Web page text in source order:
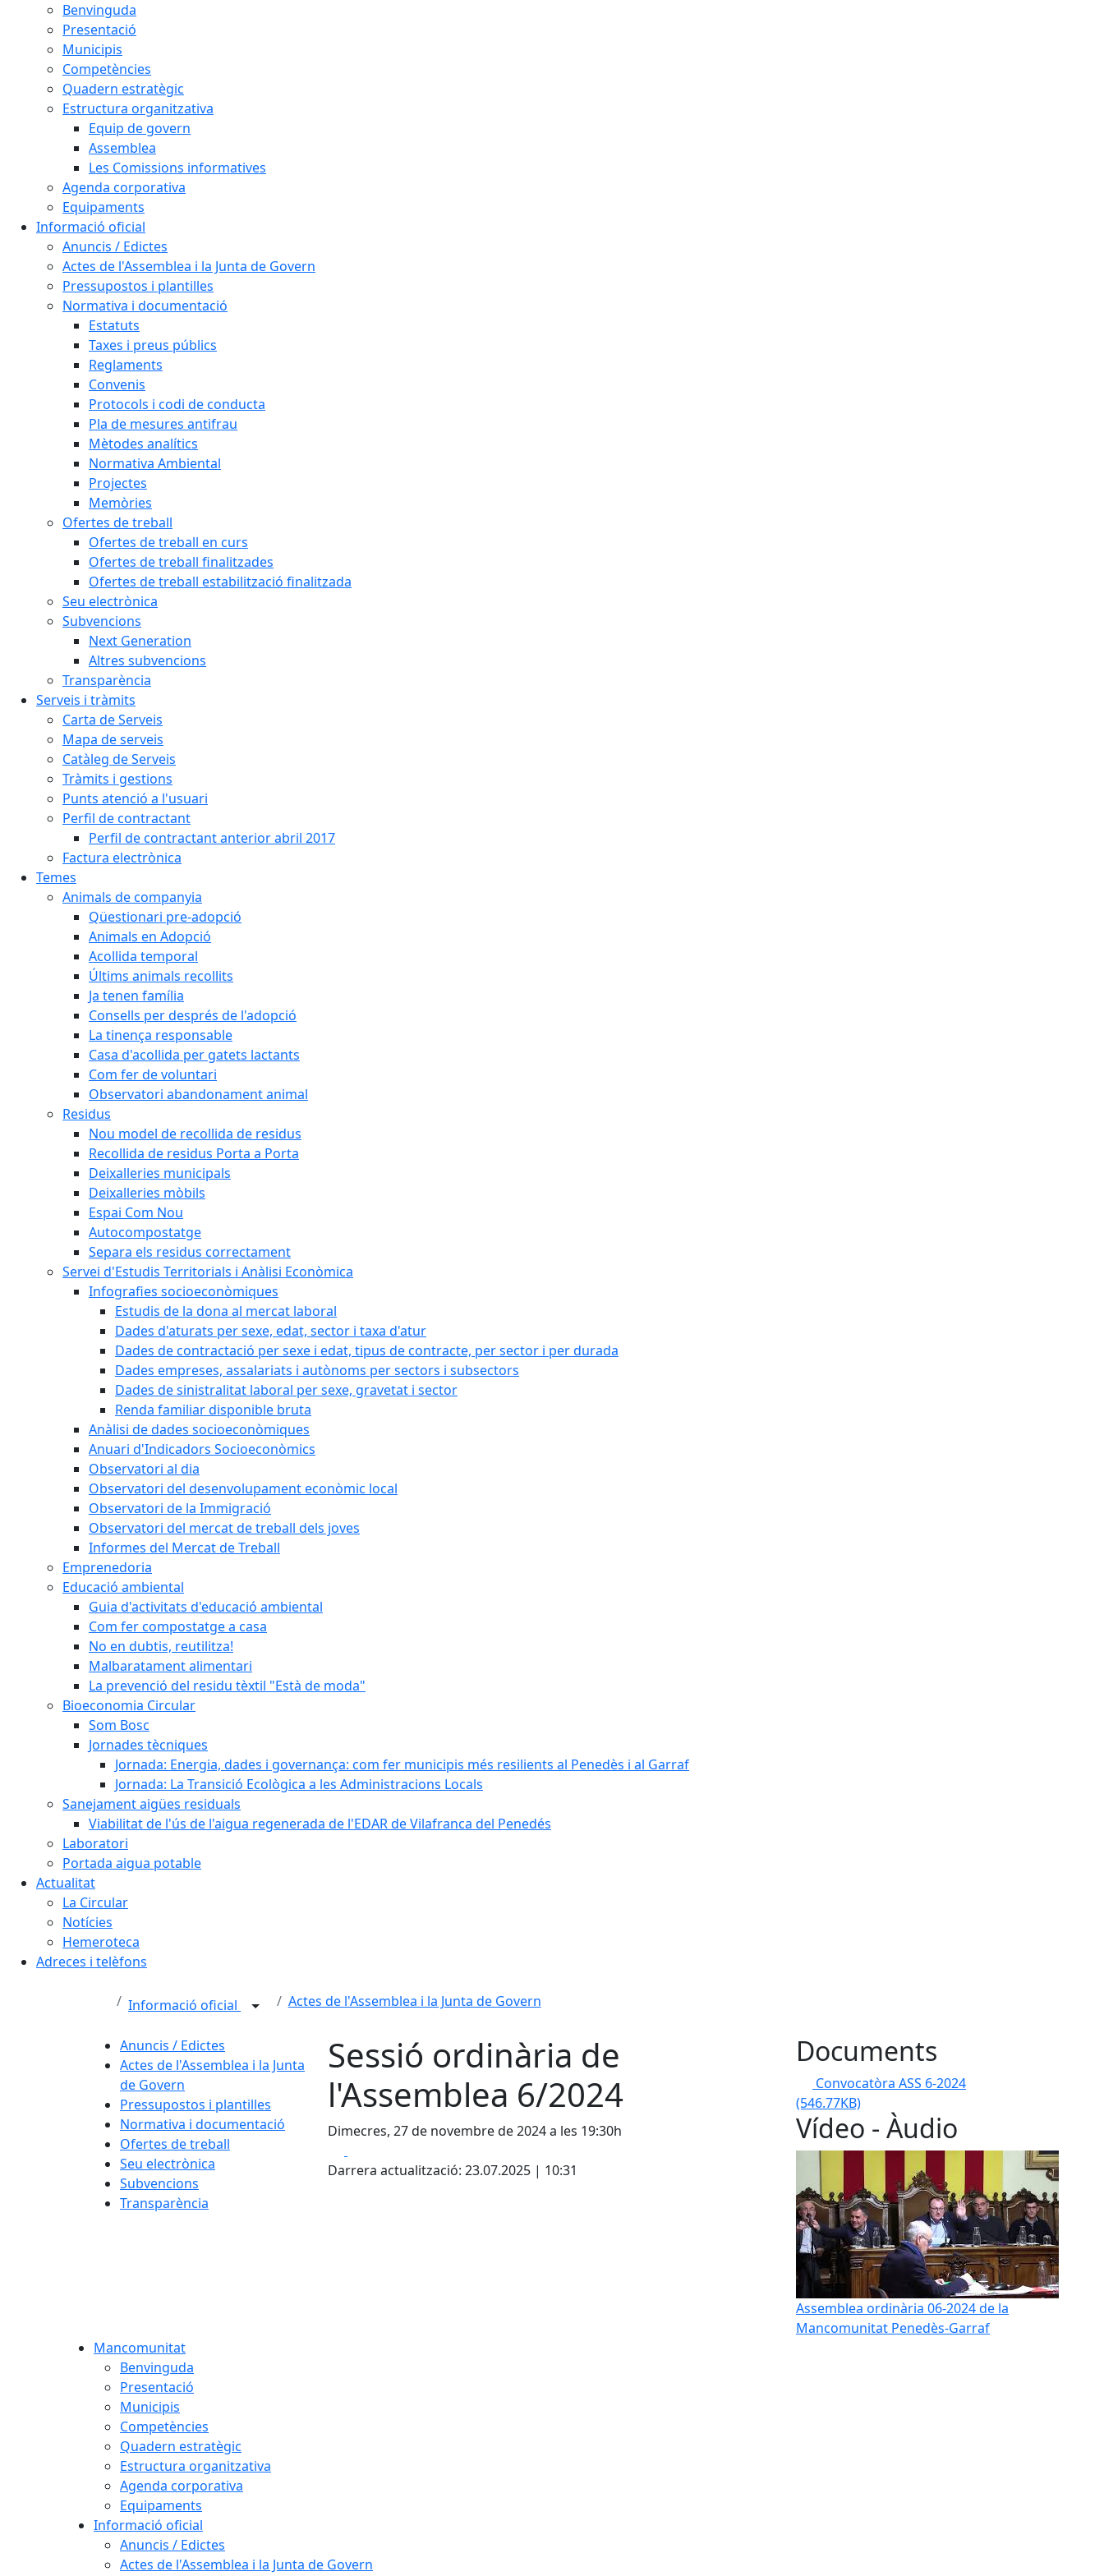
Benvinguda
Presentació
Municipis
Competències
Quadern estratègic
Estructura organitzativa
Equip de govern
Assemblea
Les Comissions informatives
Agenda corporativa
Equipaments
Informació oficial
Anuncis / Edictes
Actes de l'Assemblea i la Junta de Govern
Pressupostos i plantilles
Normativa i documentació
Estatuts
Taxes i preus públics
Reglaments
Convenis
Protocols i codi de conducta
Pla de mesures antifrau
Mètodes analítics
Normativa Ambiental
Projectes
Memòries
Ofertes de treball
Ofertes de treball en curs
Ofertes de treball finalitzades
Ofertes de treball estabilització finalitzada
Seu electrònica
Subvencions
Next Generation
Altres subvencions
Transparència
Serveis i tràmits
Carta de Serveis
Mapa de serveis
Catàleg de Serveis
Tràmits i gestions
Punts atenció a l'usuari
Perfil de contractant
Perfil de contractant anterior abril 2017
Factura electrònica
Temes
Animals de companyia
Qüestionari pre-adopció
Animals en Adopció
Acollida temporal
Últims animals recollits
Ja tenen família
Consells per després de l'adopció
La tinença responsable
Casa d'acollida per gatets lactants
Com fer de voluntari
Observatori abandonament animal
Residus
Nou model de recollida de residus
Recollida de residus Porta a Porta
Deixalleries municipals
Deixalleries mòbils
Espai Com Nou
Autocompostatge
Separa els residus correctament
Servei d'Estudis Territorials i Anàlisi Econòmica
Infografies socioeconòmiques
Estudis de la dona al mercat laboral
Dades d'aturats per sexe, edat, sector i taxa d'atur
Dades de contractació per sexe i edat, tipus de contracte, per sector i per durada
Dades empreses, assalariats i autònoms per sectors i subsectors
Dades de sinistralitat laboral per sexe, gravetat i sector
Renda familiar disponible bruta
Anàlisi de dades socioeconòmiques
Anuari d'Indicadors Socioeconòmics
Observatori al dia
Observatori del desenvolupament econòmic local
Observatori de la Immigració
Observatori del mercat de treball dels joves
Informes del Mercat de Treball
Emprenedoria
Educació ambiental
Guia d'activitats d'educació ambiental
Com fer compostatge a casa
No en dubtis, reutilitza!
Malbaratament alimentari
La prevenció del residu tèxtil "Està de moda"
Bioeconomia Circular
Som Bosc
Jornades tècniques
Jornada: Energia, dades i governança: com fer municipis més resilients al Penedès i al Garraf
Jornada: La Transició Ecològica a les Administracions Locals
Sanejament aigües residuals
Viabilitat de l'ús de l'aigua regenerada de l'EDAR de Vilafranca del Penedés
Laboratori
Portada aigua potable
Actualitat
La Circular
Notícies
Hemeroteca
Adreces i telèfons
Informació oficial Actes de l'Assemblea i la Junta de Govern
Anuncis / Edictes
Actes de l'Assemblea i la Junta
de Govern
Pressupostos i plantilles
Normativa i documentació
Ofertes de treball
Seu electrònica
Subvencions
Transparència
Sessió ordinària de
l'Assemblea 6/2024
Dimecres, 27 de novembre de 2024 a les 19:30h
Darrera actualització: 23.07.2025 | 10:31
Documents
Convocatòra ASS 6-2024
(546.77KB)
Vídeo - Àudio
Assemblea ordinària 06-2024 de la
Mancomunitat Penedès-Garraf
Mancomunitat
Benvinguda
Presentació
Municipis
Competències
Quadern estratègic
Estructura organitzativa
Agenda corporativa
Equipaments
Informació oficial
Anuncis / Edictes
Actes de l'Assemblea i la Junta de Govern